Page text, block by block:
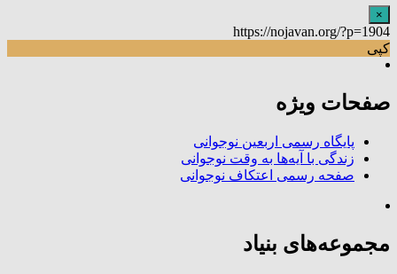
×
https://nojavan.org/?p=1904
کپی
صفحات ویژه
پایگاه رسمی اربعین نوجوانی
زندگی با آیه‌ها به وقت نوجوانی
صفحه رسمی اعتکاف نوجوانی
مجموعه‌های بنیاد